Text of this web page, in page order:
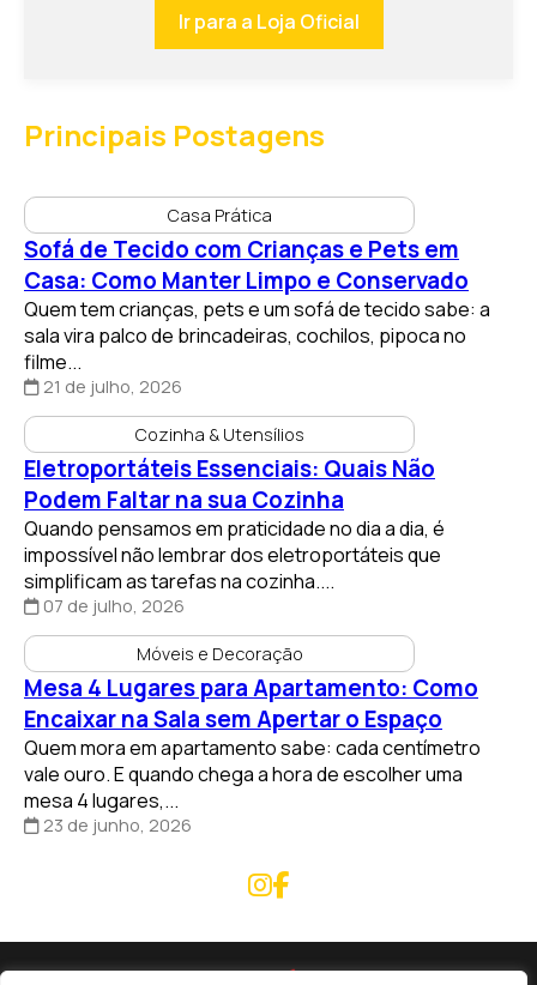
Sofá de Tecido com Crianças e Pets em
Casa: Como Manter Limpo e Conservado
Quem tem crianças, pets e um sofá de tecido sabe: a
sala vira palco de brincadeiras, cochilos, pipoca no
filme...
21 de julho, 2026
Cozinha & Utensílios
Eletroportáteis Essenciais: Quais Não
Podem Faltar na sua Cozinha
Quando pensamos em praticidade no dia a dia, é
impossível não lembrar dos eletroportáteis que
simplificam as tarefas na cozinha....
07 de julho, 2026
Móveis e Decoração
Mesa 4 Lugares para Apartamento: Como
Encaixar na Sala sem Apertar o Espaço
Quem mora em apartamento sabe: cada centímetro
vale ouro. E quando chega a hora de escolher uma
mesa 4 lugares,...
23 de junho, 2026